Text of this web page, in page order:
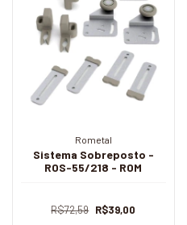
Rometal
Sistema Sobreposto -
ROS-55/218 - ROM
R$72,59 R$39,00